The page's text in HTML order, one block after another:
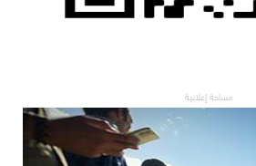
مساحة إعلانية